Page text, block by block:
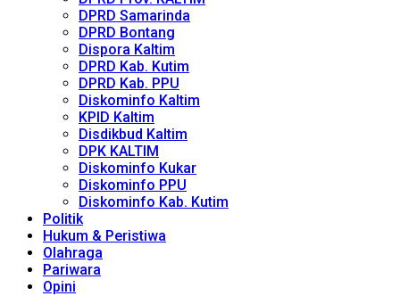
DPRD Samarinda
DPRD Bontang
Dispora Kaltim
DPRD Kab. Kutim
DPRD Kab. PPU
Diskominfo Kaltim
KPID Kaltim
Disdikbud Kaltim
DPK KALTIM
Diskominfo Kukar
Diskominfo PPU
Diskominfo Kab. Kutim
Politik
Hukum & Peristiwa
Olahraga
Pariwara
Opini